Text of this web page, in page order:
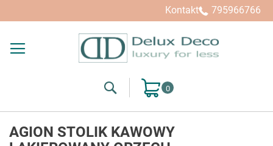
Kontakt 795966766
SearchMój koszyk
AGION STOLIK KAWOWY